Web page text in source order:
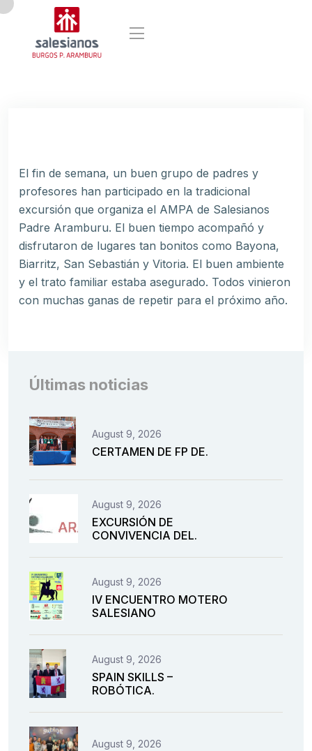
El fin de semana, un buen grupo de padres y
profesores han participado en la tradicional
excursión que organiza el AMPA de Salesianos
Padre Aramburu. El buen tiempo acompañó y
disfrutaron de lugares tan bonitos como Bayona,
Biarritz, San Sebastián y Vitoria. El buen ambiente
y el trato familiar estaba asegurado. Todos vinieron
con muchas ganas de repetir para el próximo año.
Últimas noticias
August 9, 2026
CERTAMEN DE FP DE.
August 9, 2026
EXCURSIÓN DE
CONVIVENCIA DEL.
August 9, 2026
IV ENCUENTRO MOTERO
SALESIANO
August 9, 2026
SPAIN SKILLS –
ROBÓTICA.
August 9, 2026